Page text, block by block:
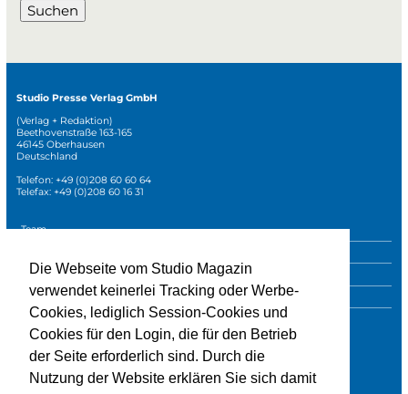
Die Webseite vom Studio Magazin
verwendet keinerlei Tracking oder Werbe-
Cookies, lediglich Session-Cookies und
Cookies für den Login, die für den Betrieb
der Seite erforderlich sind. Durch die
Nutzung der Website erklären Sie sich damit
Suchen
Studio Presse Verlag GmbH
(Verlag + Redaktion)
Beethovenstraße 163-165
46145 Oberhausen
Deutschland
Telefon: +49 (0)208 60 60 64
Telefax: +49 (0)208 60 16 31
Navigation
Team
Sonderpublikationen
Impressum
Datenschutz
» zur Studio-Website